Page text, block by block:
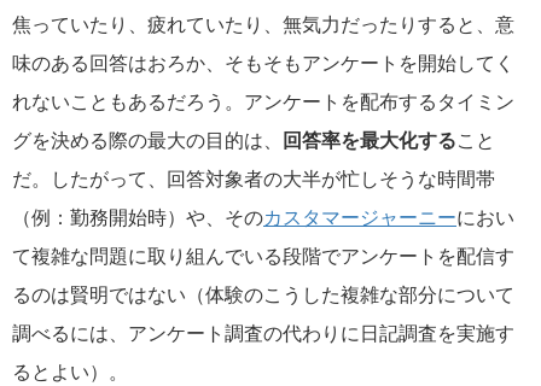
焦っていたり、疲れていたり、無気力だったりすると、意
味のある回答はおろか、そもそもアンケートを開始してく
れないこともあるだろう。アンケートを配布するタイミン
グを決める際の最大の目的は、
回答率を最大化すること
だ。したがって、回答対象者の大半が忙しそうな時間帯
（例：勤務開始時）や、そのカスタマージャーニーにおい
て複雑な問題に取り組んでいる段階でアンケートを配信す
るのは賢明ではない（体験のこうした複雑な部分について
調べるには、アンケート調査の代わりに日記調査を実施す
るとよい）。